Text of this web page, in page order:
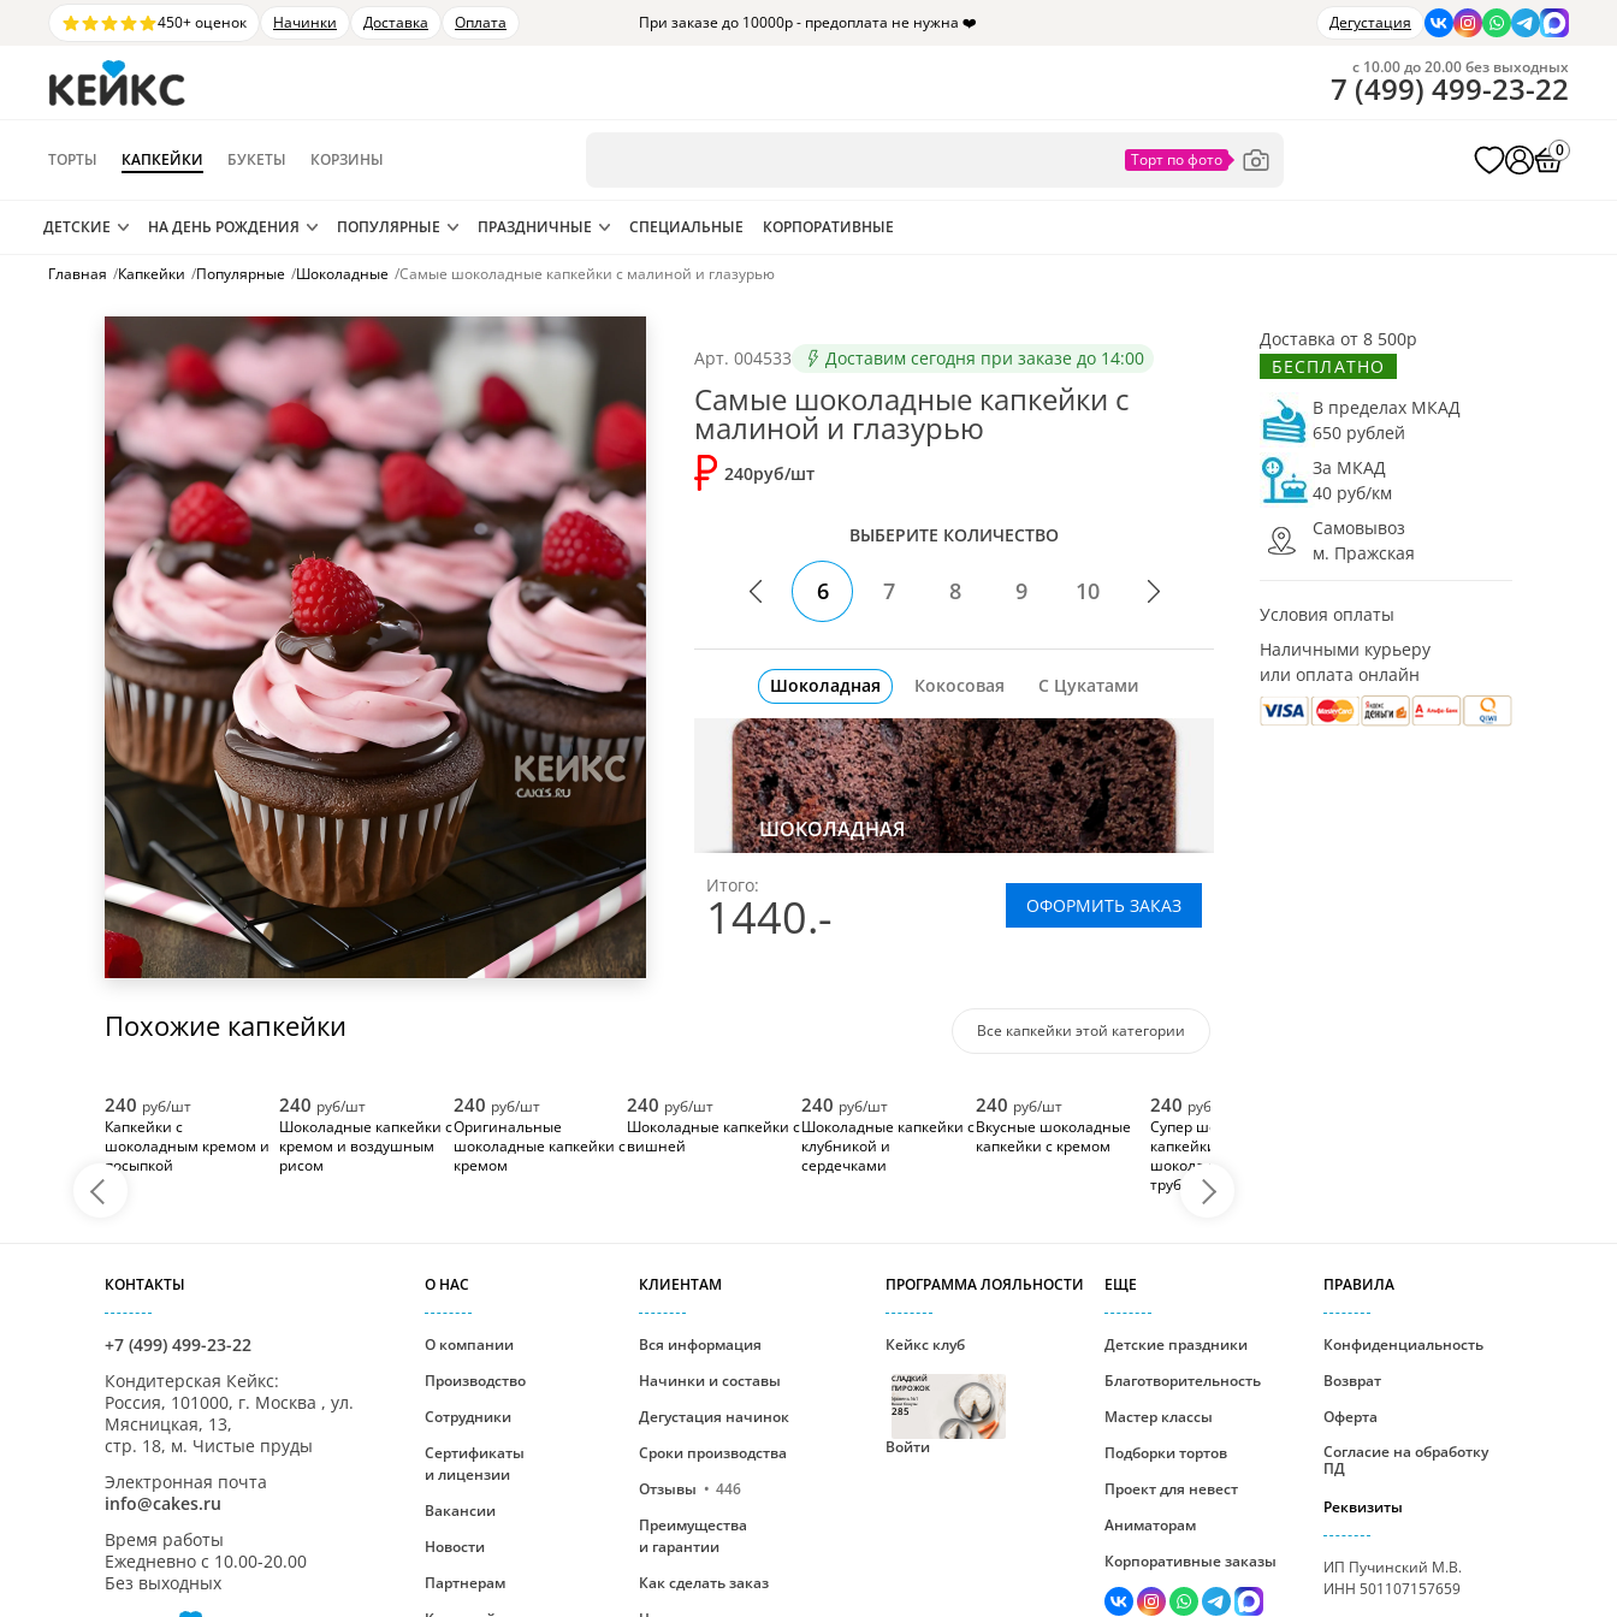
450+ оценок Начинки Доставка Оплата При заказе до 10000р - предоплата не нужна ❤️ Дегустация
ТОРТЫ КАПКЕЙКИ БУКЕТЫ КОРЗИНЫ
с 10.00 до 20.00 без выходных
7 (499) 499-23-22
0
ДЕТСКИЕ НА ДЕНЬ РОЖДЕНИЯ ПОПУЛЯРНЫЕ ПРАЗДНИЧНЫЕ СПЕЦИАЛЬНЫЕ КОРПОРАТИВНЫЕ
Главная /Капкейки /Популярные /Шоколадные /Самые шоколадные капкейки с малиной и глазурью
Арт. 004533 Доставим сегодня при заказе до 14:00
Самые шоколадные капкейки с
малиной и глазурью
240руб/шт
ВЫБЕРИТЕ КОЛИЧЕСТВО
6 7 8 9 10
Шоколадная Кокосовая С Цукатами
ШОКОЛАДНАЯ
Итого:
1440.- ОФОРМИТЬ ЗАКАЗ
Доставка от 8 500р
БЕСПЛАТНО
В пределах МКАД
650 рублей
За МКАД
40 руб/км
Самовывоз
м. Пражская
Условия оплаты
Наличными курьеру
или оплата онлайн
Похожие капкейки Все капкейки этой категории
240 руб/шт
Капкейки с
шоколадным кремом и
посыпкой
240 руб/шт
Шоколадные капкейки с
кремом и воздушным
рисом
240 руб/шт
Оригинальные
шоколадные капкейки с
кремом
240 руб/шт
Шоколадные капкейки с
вишней
240 руб/шт
Шоколадные капкейки с
клубникой и
сердечками
240 руб/шт
Вкусные шоколадные
капкейки с кремом
240 руб/шт
Супер шоколадные
капкейки украшенные
шоколадными
трубочками
КОНТАКТЫ
+7 (499) 499-23-22
Кондитерская Кейкс:
Россия, 101000, г. Москва , ул.
Мясницкая, 13,
стр. 18, м. Чистые пруды
Электронная почта
info@cakes.ru
Время работы
Ежедневно с 10.00-20.00
Без выходных
О НАС
О компании
Производство
Сотрудники
Сертификаты
и лицензии
Вакансии
Новости
Партнерам
КЛИЕНТАМ
Вся информация
Начинки и составы
Дегустация начинок
Сроки производства
Отзывы
446
Преимущества
и гарантии
Как сделать заказ
ПРОГРАММА ЛОЯЛЬНОСТИ
Кейкс клуб
СЛАДКИЙ
ПИРОЖОК
Уровень №1
Ваши бонусы
285
Войти
ЕЩЕ
Детские праздники
Благотворительность
Мастер классы
Подборки тортов
Проект для невест
Аниматорам
Корпоративные заказы
ПРАВИЛА
Конфиденциальность
Возврат
Оферта
Согласие на обработку
ПД
Реквизиты
ИП Пучинский М.В.
ИНН 501107157659